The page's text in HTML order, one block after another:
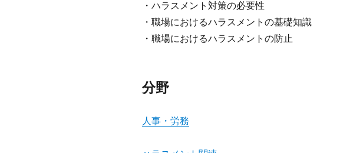
・ハラスメント対策の必要性
・職場におけるハラスメントの基礎知識
・職場におけるハラスメントの防止
分野
人事・労務